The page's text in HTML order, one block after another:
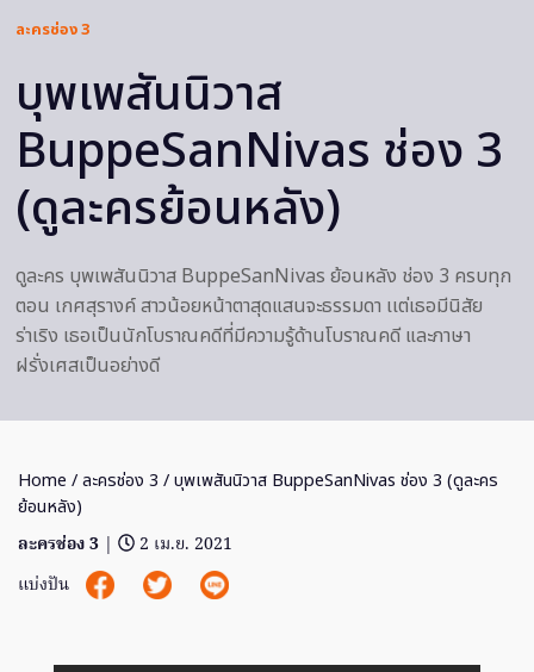
ละครช่อง 3
บุพเพสันนิวาส
BuppeSanNivas ช่อง 3
(ดูละครย้อนหลัง)
ดูละคร บุพเพสันนิวาส BuppeSanNivas ย้อนหลัง ช่อง 3 ครบทุก
ตอน เกศสุรางค์ สาวน้อยหน้าตาสุดแสนจะธรรมดา เเต่เธอมีนิสัย
ร่าเริง เธอเป็นนักโบราณคดีที่มีความรู้ด้านโบราณคดี และภาษา
ฝรั่งเศสเป็นอย่างดี
Home /ละครช่อง 3 / บุพเพสันนิวาส BuppeSanNivas ช่อง 3 (ดูละคร
ย้อนหลัง)
ละครช่อง 3 |
2 เม.ย. 2021
แบ่งปัน